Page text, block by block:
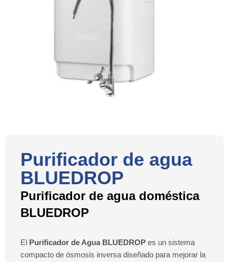
Purificador de agua
BLUEDROP
Purificador de agua doméstica
BLUEDROP
El Purificador de Agua BLUEDROP es un sistema
compacto de ósmosis inversa diseñado para mejorar la